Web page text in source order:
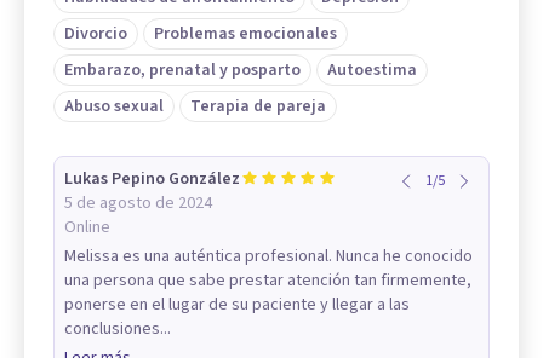
Divorcio
Problemas emocionales
Embarazo, prenatal y posparto
Autoestima
Abuso sexual
Terapia de pareja
Lukas Pepino González
5 de agosto de 2024
Online
1/5
Melissa es una auténtica profesional. Nunca he conocido
una persona que sabe prestar atención tan firmemente,
ponerse en el lugar de su paciente y llegar a las
conclusiones...